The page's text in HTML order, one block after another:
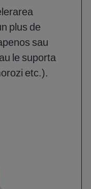
plus de
sau
le suporta
etc.).